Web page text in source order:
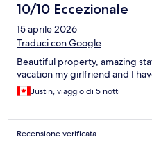
10/10 Eccezionale
15 aprile 2026
Traduci con Google
Beautiful property, amazing
vacation my girlfriend and I
Justin, viaggio di 5 notti
Recensione verificata